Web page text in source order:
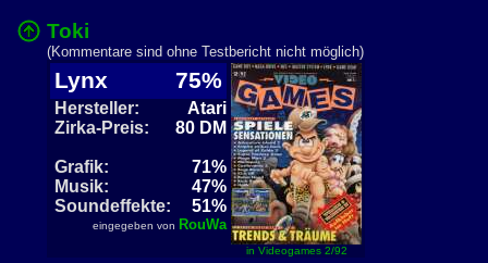
Toki
(Kommentare sind ohne Testbericht nicht möglich)
Lynx 75%
Hersteller:
Atari
Zirka-Preis:
80 DM
Grafik:
71%
Musik:
47%
Soundeffekte:
51%
eingegeben von RouWa
in Videogames 2/92